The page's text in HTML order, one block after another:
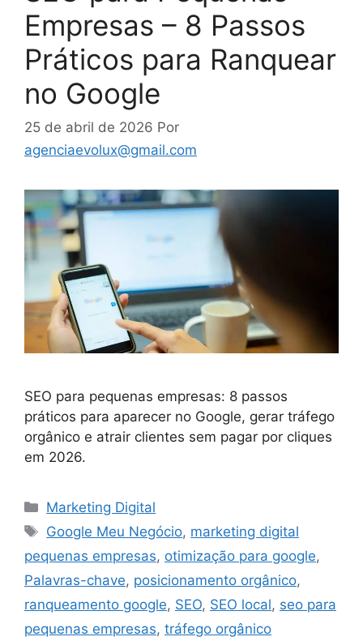
Empresas – 8 Passos
Práticos para Ranquear
no Google
25 de abril de 2026 Por
agenciaevolux@gmail.com
SEO para pequenas empresas: 8 passos
práticos para aparecer no Google, gerar tráfego
orgânico e atrair clientes sem pagar por cliques
em 2026.
Categorias
Marketing Digital
Tags
Google Meu Negócio, marketing digital
pequenas empresas, otimização para google,
Palavras-chave, posicionamento orgânico,
ranqueamento google, SEO, SEO local, seo para
pequenas empresas, tráfego orgânico